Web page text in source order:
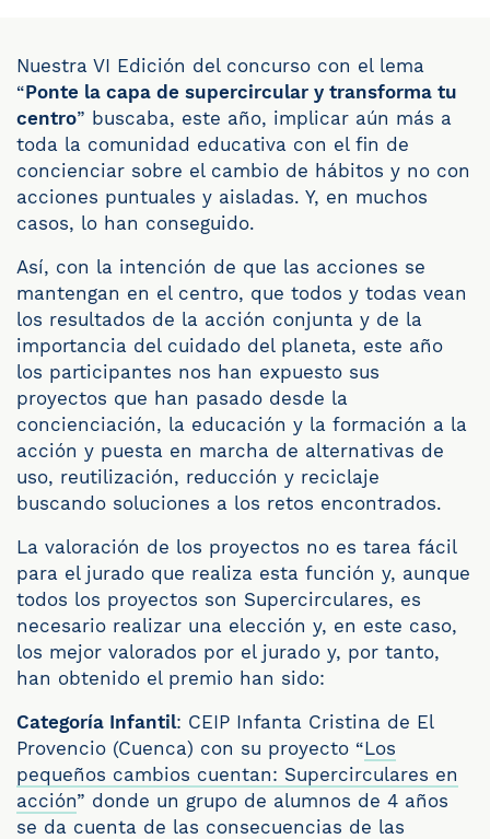
Nuestra VI Edición del concurso con el lema
“Ponte la capa de supercircular y transforma tu
centro” buscaba, este año, implicar aún más a
toda la comunidad educativa con el fin de
concienciar sobre el cambio de hábitos y no con
acciones puntuales y aisladas. Y, en muchos
casos, lo han conseguido.
Así, con la intención de que las acciones se
mantengan en el centro, que todos y todas vean
los resultados de la acción conjunta y de la
importancia del cuidado del planeta, este año
los participantes nos han expuesto sus
proyectos que han pasado desde la
concienciación, la educación y la formación a la
acción y puesta en marcha de alternativas de
uso, reutilización, reducción y reciclaje
buscando soluciones a los retos encontrados.
La valoración de los proyectos no es tarea fácil
para el jurado que realiza esta función y, aunque
todos los proyectos son Supercirculares, es
necesario realizar una elección y, en este caso,
los mejor valorados por el jurado y, por tanto,
han obtenido el premio han sido:
Categoría Infantil: CEIP Infanta Cristina de El
Provencio (Cuenca) con su proyecto “Los
pequeños cambios cuentan: Supercirculares en
acción” donde un grupo de alumnos de 4 años
se da cuenta de las consecuencias de las